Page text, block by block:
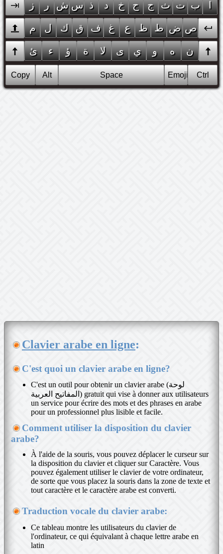
Clavier arabe en ligne:
C'est quoi un clavier arabe en ligne?
C'est un outil pour obtenir un clavier arabe (لوحة
المفاتيح العربية) gratuit qui vise à donner aux utilisateurs
un service pour écrire des mots et des phrases en arabe
pour un professionnel plus lisible et facile.
Comment utiliser la disposition du clavier
arabe?
À l'aide de la souris, vous pouvez déplacer le curseur sur
la disposition du clavier et cliquer sur Caractère. Vous
pouvez également utiliser le clavier de votre ordinateur,
de sorte que vous placez la souris dans la zone de texte et
tout caractère et le caractère arabe est converti.
Traduction vocale du clavier arabe:
Ce tableau montre les utilisateurs du clavier de
l'ordinateur, ce qui équivalant à chaque lettre arabe en
latin